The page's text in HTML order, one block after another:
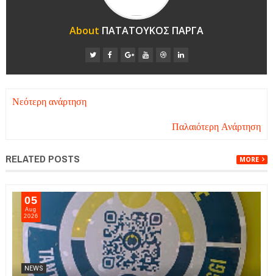
About ΠΑΤΑΤΟΥΚΟΣ ΠΑΡΓΑ
Νεότερη ανάρτηση
Παλαιότερη Ανάρτηση
RELATED POSTS MORE
05
Aug
2026
NEWS